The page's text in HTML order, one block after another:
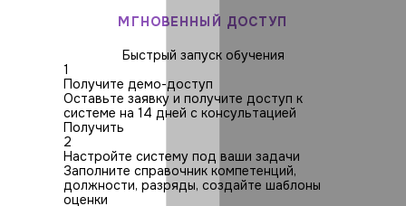
МГНОВЕННЫЙ ДОСТУП
Быстрый запуск обучения
1
Получите демо-доступ
Оставьте заявку и получите доступ к
системе на 14 дней с консультацией
Получить
2
Настройте систему под ваши задачи
Заполните справочник компетенций,
должности, разряды, создайте шаблоны
оценки